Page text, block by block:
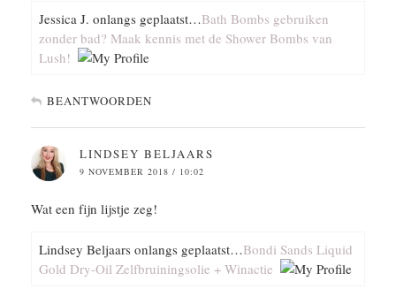
Jessica J. onlangs geplaatst…Bath Bombs gebruiken
zonder bad? Maak kennis met de Shower Bombs van
Lush!
BEANTWOORDEN
LINDSEY BELJAARS
9 NOVEMBER 2018 / 10:02
Wat een fijn lijstje zeg!
Lindsey Beljaars onlangs geplaatst…Bondi Sands Liquid
Gold Dry-Oil Zelfbruiningsolie + Winactie